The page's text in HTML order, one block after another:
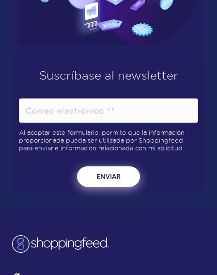
Suscríbase al newsletter
Al aceptar este formulario, permito que la información
proporcionada pueda ser utilizada por Shoppingfeed
para enviarle información relacionada con mi solicitud.